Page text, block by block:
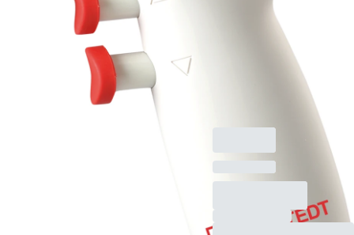
Ladekabel,
Tischständer,
Ersatzfilter 0,45 µm
und 0,2 µm, weiß/rot,
ABS, 1 Stück/Karton